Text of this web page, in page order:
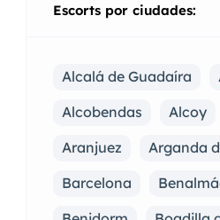
Escorts por ciudades:
Alcalá de Guadaíra
Alcobendas
Alcoy
Aranjuez
Arganda
Barcelona